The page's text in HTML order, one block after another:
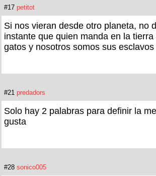
#17 petitot
Si nos vieran desde otro planeta, no
instante que quien manda en la
gatos y nosotros somos sus
#21 predadors
Solo hay 2 palabras para definir la
gusta
#28 sonico005